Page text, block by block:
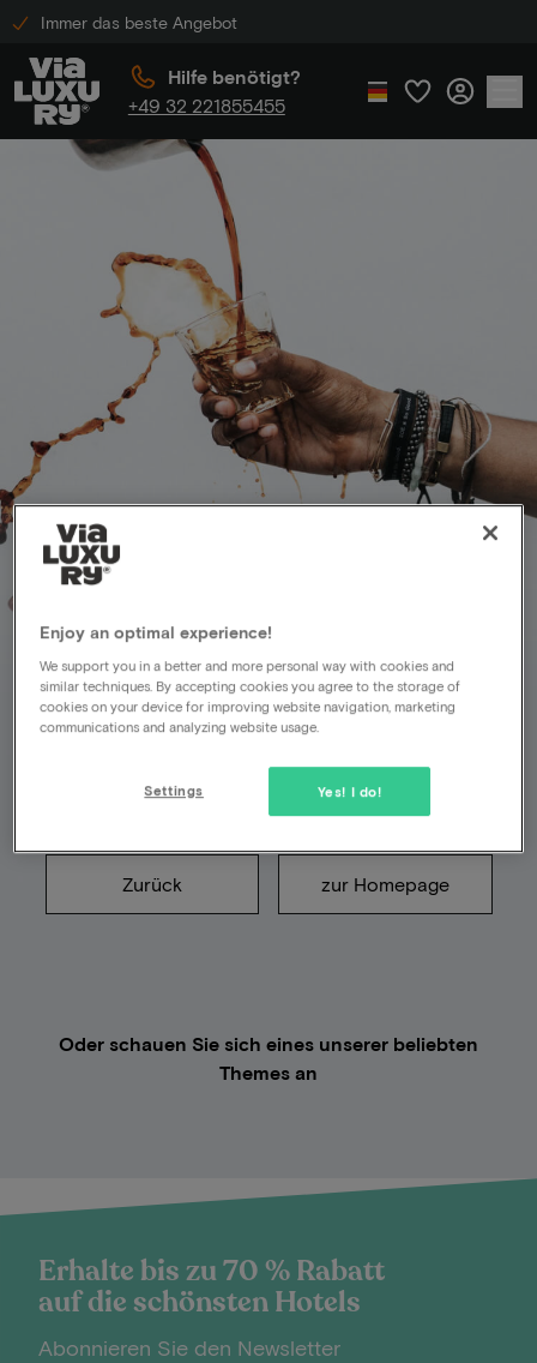
Immer das beste Angebot
Hilfe benötigt?
+49 32 221855455
Leider ist etwas schief
gelaufen
Die Seite, nach der Sie gesucht haben, existiert
Zurück zur Homepage
Oder schauen Sie sich eines unserer beliebten
Themes an
Erhalte bis zu 70 % Rabatt
auf die schönsten Hotels
Abonnieren Sie den Newsletter
Enjoy an optimal experience!
We support you in a better and more personal way with cookies and
similar techniques. By accepting cookies you agree to the storage of
cookies on your device for improving website navigation, marketing
communications and analyzing website usage.
Yes! I do!
Settings